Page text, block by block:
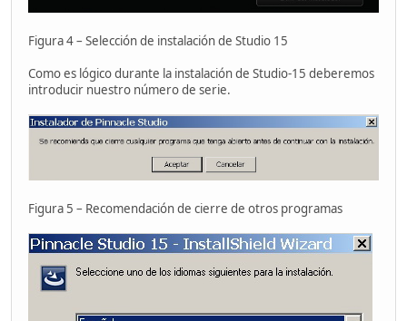
Figura 4 – Selección de instalación de Studio 15
Como es lógico durante la instalación de Studio-15 deberemos
introducir nuestro número de serie.
Figura 5 – Recomendación de cierre de otros programas